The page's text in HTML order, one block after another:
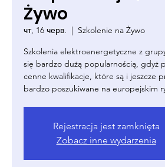
Żywo
чт, 16 черв.
  |
Szkolenie na Żywo
Szkolenia elektroenergetyczne z
się bardzo dużą popularnością, gdyż
cenne kwalifikacje, które są i jeszcze
bardzo poszukiwane na europejskim
Rejestracja jest zamknięta
Zobacz inne wydarzenia